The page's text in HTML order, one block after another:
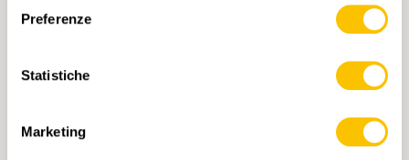
Preferenze
Statistiche
Marketing
passages les plus difficiles. Après 3 heures de
montée nous prendrons un pique-nique au
aurons également une magnifique vue sur le
Creux du Van et le Val de Travers. Ensuite nous
Jura neuchâtelois en passant par la Petite et
Grande Ecoeurne. Nous nous arrêterons au lieu